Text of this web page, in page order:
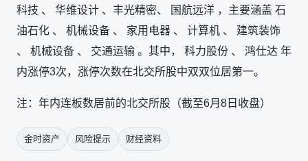
科技 、 华维设计 、丰光精密、 国航远洋 ，主要涵盖 石
油石化 、 机械设备 、 家用电器 、 计算机 、 建筑装饰
、 机械设备 、 交通运输 。其中， 科力股份 、 鸿仕达 年
内涨停3次，涨停次数在北交所股中双双位居第一。
注：年内连板数居前的北交所股（截至6月8日收盘）
金时资产 风险提示 财经资料